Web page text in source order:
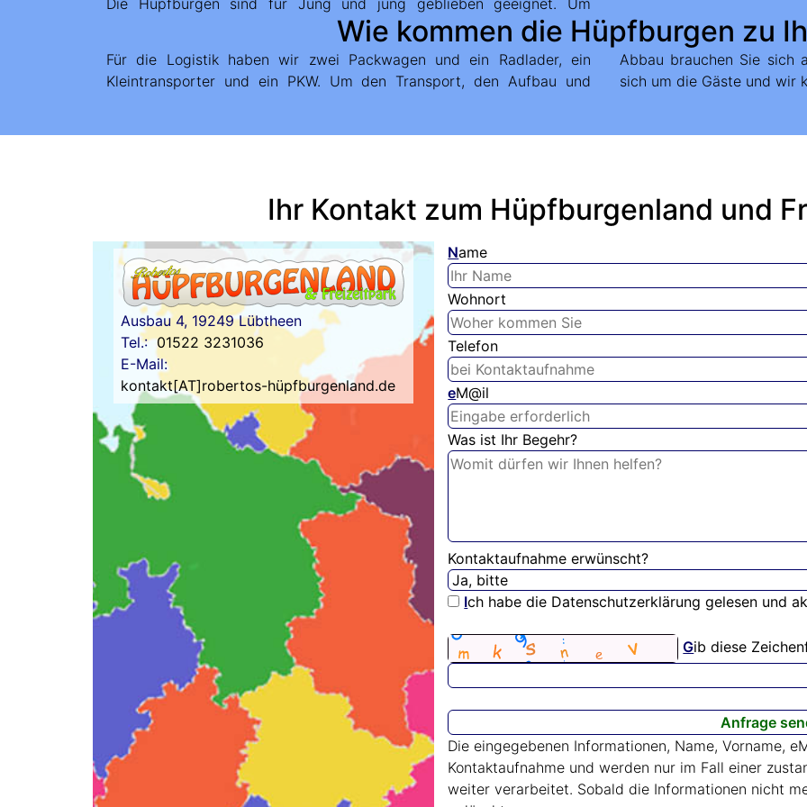
Die Hüpfburgen sind für Jung und jung geblieben geeignet. Um
Wie kommen die Hüpfburgen zu
Für die Logistik haben wir zwei Packwagen und ein Radlader, ein
Kleintransporter und ein PKW. Um den Transport, den Aufbau und
Abbau brauchen Sie sich also keine Sorgen zu machen. Sie kümmern
sich um die Gäste und wir
Ihr Kontakt zum Hüpfburgenland und
Ausbau 4, 19249 Lübtheen
Tel.:01522 3231036
E-Mail:
kontakt[AT]robertos-hüpfburgenland.de
Name
Wohnort
Telefon
eM@il
Was ist Ihr Begehr?
Kontaktaufnahme erwünscht?
Ich habe die Datenschutzerklärung gelesen und
Gib diese
Die eingegebenen Informationen, Name, Vorname,
Kontaktaufnahme und werden nur im Fall einer
weiter verarbeitet. Sobald die Informationen nicht